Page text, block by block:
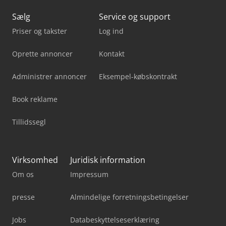
Sælg
Priser og takster
Oprette annoncer
Administrer annoncer
Book reklame
Tillidssegl
Service og support
Log ind
Kontakt
Eksempel-købskontrakt
Virksomhed
Om os
presse
Jobs
Juridisk information
Impressum
Almindelige forretningsbetingelser
Databeskyttelseserklæring